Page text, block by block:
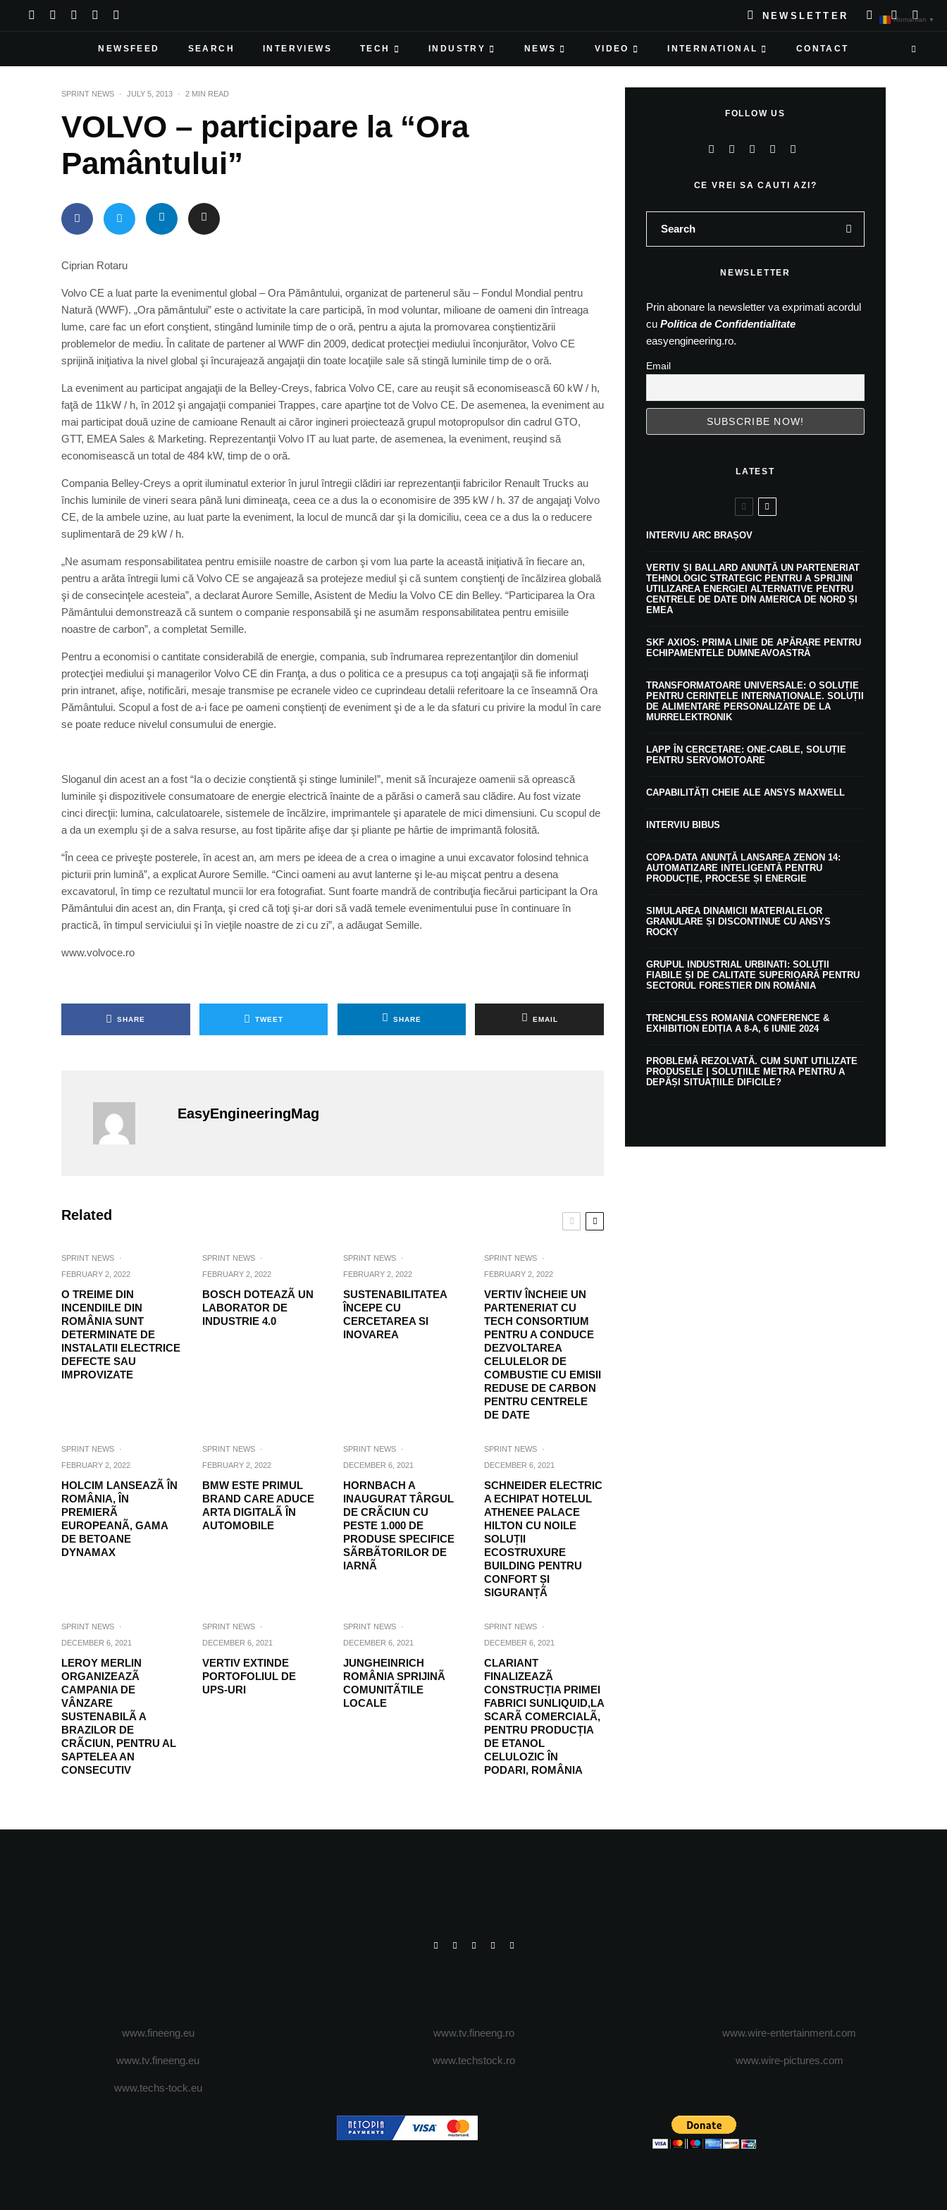
NEWSLETTER
NEWSFEED SEARCH INTERVIEWS TECH INDUSTRY NEWS VIDEO INTERNATIONAL CONTACT
SPRINT NEWS · JULY 5, 2013 · 2 MIN READ
VOLVO – participare la “Ora
Pamântului”
Ciprian Rotaru
Volvo CE a luat parte la evenimentul global – Ora Pământului, organizat de partenerul său – Fondul Mondial pentru
Natură (WWF). „Ora pământului” este o activitate la care participă, în mod voluntar, milioane de oameni din întreaga
lume, care fac un efort conştient, stingând luminile timp de o oră, pentru a ajuta la promovarea conştientizării
problemelor de mediu. În calitate de partener al WWF din 2009, dedicat protecţiei mediului înconjurător, Volvo CE
sprijină iniţiativa la nivel global şi încurajează angajaţii din toate locaţiile sale să stingă luminile timp de o oră.
La eveniment au participat angajaţii de la Belley-Creys, fabrica Volvo CE, care au reuşit să economisească 60 kW / h,
faţă de 11kW / h, în 2012 şi angajaţii companiei Trappes, care aparţine tot de Volvo CE. De asemenea, la eveniment au
mai participat două uzine de camioane Renault ai căror ingineri proiectează grupul motopropulsor din cadrul GTO,
GTT, EMEA Sales & Marketing. Reprezentanţii Volvo IT au luat parte, de asemenea, la eveniment, reuşind să
economisească un total de 484 kW, timp de o oră.
Compania Belley-Creys a oprit iluminatul exterior în jurul întregii clădiri iar reprezentanţii fabricilor Renault Trucks au
închis luminile de vineri seara până luni dimineaţa, ceea ce a dus la o economisire de 395 kW / h. 37 de angajaţi Volvo
CE, de la ambele uzine, au luat parte la eveniment, la locul de muncă dar şi la domiciliu, ceea ce a dus la o reducere
suplimentară de 29 kW / h.
„Ne asumam responsabilitatea pentru emisiile noastre de carbon şi vom lua parte la această iniţiativă în fiecare an,
pentru a arăta întregii lumi că Volvo CE se angajează sa protejeze mediul şi că suntem conştienţi de încălzirea globală
şi de consecinţele acesteia”, a declarat Aurore Semille, Asistent de Mediu la Volvo CE din Belley. “Participarea la Ora
Pământului demonstrează că suntem o companie responsabilă şi ne asumăm responsabilitatea pentru emisiile
noastre de carbon”, a completat Semille.
Pentru a economisi o cantitate considerabilă de energie, compania, sub îndrumarea reprezentanţilor din domeniul
protecţiei mediului şi managerilor Volvo CE din Franţa, a dus o politica ce a presupus ca toţi angajaţii să fie informaţi
prin intranet, afişe, notificări, mesaje transmise pe ecranele video ce cuprindeau detalii referitoare la ce înseamnă Ora
Pământului. Scopul a fost de a-i face pe oameni conştienţi de eveniment şi de a le da sfaturi cu privire la modul în care
se poate reduce nivelul consumului de energie.
Sloganul din acest an a fost “Ia o decizie conştientă şi stinge luminile!”, menit să încurajeze oamenii să oprească
luminile şi dispozitivele consumatoare de energie electrică înainte de a părăsi o cameră sau clădire. Au fost vizate
cinci direcţii: lumina, calculatoarele, sistemele de încălzire, imprimantele şi aparatele de mici dimensiuni. Cu scopul de
a da un exemplu şi de a salva resurse, au fost tipărite afişe dar şi pliante pe hârtie de imprimantă folosită.
“În ceea ce priveşte posterele, în acest an, am mers pe ideea de a crea o imagine a unui excavator folosind tehnica
picturii prin lumină”, a explicat Aurore Semille. “Cinci oameni au avut lanterne şi le-au mişcat pentru a desena
excavatorul, în timp ce rezultatul muncii lor era fotografiat. Sunt foarte mandră de contribuţia fiecărui participant la Ora
Pământului din acest an, din Franţa, şi cred că toţi şi-ar dori să vadă temele evenimentului puse în continuare în
practică, în timpul serviciului şi în vieţile noastre de zi cu zi”, a adăugat Semille.
www.volvoce.ro
SHARE TWEET SHARE EMAIL
EasyEngineeringMag
Related
SPRINT NEWS
·
FEBRUARY 2, 2022
O TREIME DIN
INCENDIILE DIN
ROMÂNIA SUNT
DETERMINATE DE
INSTALATII ELECTRICE
DEFECTE SAU
IMPROVIZATE
SPRINT NEWS
·
FEBRUARY 2, 2022
BOSCH DOTEAZÃ UN
LABORATOR DE
INDUSTRIE 4.0
SPRINT NEWS
·
FEBRUARY 2, 2022
SUSTENABILITATEA
ÎNCEPE CU
CERCETAREA SI
INOVAREA
SPRINT NEWS
·
FEBRUARY 2, 2022
VERTIV ÎNCHEIE UN
PARTENERIAT CU
TECH CONSORTIUM
PENTRU A CONDUCE
DEZVOLTAREA
CELULELOR DE
COMBUSTIE CU EMISII
REDUSE DE CARBON
PENTRU CENTRELE
DE DATE
SPRINT NEWS
·
FEBRUARY 2, 2022
HOLCIM LANSEAZÃ ÎN
ROMÂNIA, ÎN
PREMIERÃ
EUROPEANÃ, GAMA
DE BETOANE
DYNAMAX
SPRINT NEWS
·
FEBRUARY 2, 2022
BMW ESTE PRIMUL
BRAND CARE ADUCE
ARTA DIGITALÃ ÎN
AUTOMOBILE
SPRINT NEWS
·
DECEMBER 6, 2021
HORNBACH A
INAUGURAT TÂRGUL
DE CRÃCIUN CU
PESTE 1.000 DE
PRODUSE SPECIFICE
SÃRBÃTORILOR DE
IARNÃ
SPRINT NEWS
·
DECEMBER 6, 2021
SCHNEIDER ELECTRIC
A ECHIPAT HOTELUL
ATHENEE PALACE
HILTON CU NOILE
SOLUȚII
ECOSTRUXURE
BUILDING PENTRU
CONFORT ȘI
SIGURANȚÃ
SPRINT NEWS
·
DECEMBER 6, 2021
LEROY MERLIN
ORGANIZEAZÃ
CAMPANIA DE
VÂNZARE
SUSTENABILÃ A
BRAZILOR DE
CRÃCIUN, PENTRU AL
SAPTELEA AN
CONSECUTIV
SPRINT NEWS
·
DECEMBER 6, 2021
VERTIV EXTINDE
PORTOFOLIUL DE
UPS-URI
SPRINT NEWS
·
DECEMBER 6, 2021
JUNGHEINRICH
ROMÂNIA SPRIJINÃ
COMUNITÃTILE
LOCALE
SPRINT NEWS
·
DECEMBER 6, 2021
CLARIANT
FINALIZEAZÃ
CONSTRUCȚIA PRIMEI
FABRICI SUNLIQUID,LA
SCARÃ COMERCIALÃ,
PENTRU PRODUCȚIA
DE ETANOL
CELULOZIC ÎN
PODARI, ROMÂNIA
FOLLOW US
CE VREI SA CAUTI AZI?
NEWSLETTER
Prin abonare la newsletter va exprimati acordul
cu Politica de Confidentialitate
easyengineering.ro.
Email
LATEST
INTERVIU ARC BRAȘOV
VERTIV ȘI BALLARD ANUNȚĂ UN PARTENERIAT
TEHNOLOGIC STRATEGIC PENTRU A SPRIJINI
UTILIZAREA ENERGIEI ALTERNATIVE PENTRU
CENTRELE DE DATE DIN AMERICA DE NORD ȘI
EMEA
SKF AXIOS: PRIMA LINIE DE APĂRARE PENTRU
ECHIPAMENTELE DUMNEAVOASTRĂ
TRANSFORMATOARE UNIVERSALE: O SOLUȚIE
PENTRU CERINȚELE INTERNAȚIONALE. SOLUȚII
DE ALIMENTARE PERSONALIZATE DE LA
MURRELEKTRONIK
LAPP ÎN CERCETARE: ONE-CABLE, SOLUȚIE
PENTRU SERVOMOTOARE
CAPABILITĂȚI CHEIE ALE ANSYS MAXWELL
INTERVIU BIBUS
COPA-DATA ANUNȚĂ LANSAREA ZENON 14:
AUTOMATIZARE INTELIGENTĂ PENTRU
PRODUCȚIE, PROCESE ȘI ENERGIE
SIMULAREA DINAMICII MATERIALELOR
GRANULARE ȘI DISCONTINUE CU ANSYS
ROCKY
GRUPUL INDUSTRIAL URBINATI: SOLUȚII
FIABILE ȘI DE CALITATE SUPERIOARĂ PENTRU
SECTORUL FORESTIER DIN ROMÂNIA
TRENCHLESS ROMANIA CONFERENCE &
EXHIBITION EDIȚIA A 8-A, 6 IUNIE 2024
PROBLEMĂ REZOLVATĂ. CUM SUNT UTILIZATE
PRODUSELE | SOLUȚIILE METRA PENTRU A
DEPĂȘI SITUAȚIILE DIFICILE?
www.fineeng.eu
www.tv.fineeng.eu
www.techs-tock.eu
www.tv.fineeng.ro
www.techstock.ro
www.wire-entertainment.com
www.wire-pictures.com
Romanian ▼